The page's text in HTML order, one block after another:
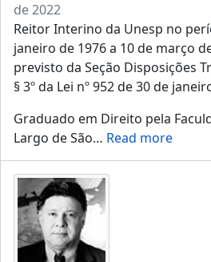
de 2022
Reitor Interino da Unesp no
janeiro de 1976 a 10 de março
previsto da Seção Disposições
§ 3º da Lei nº 952 de 30 de
Graduado em Direito pela
Largo de São… Read more